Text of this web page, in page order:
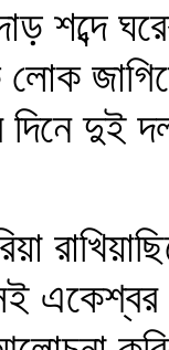
শব্দে
দিনে দুই
একেশ্বর